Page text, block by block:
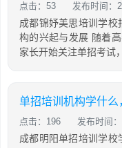
点击：53 发布时间：
成都锦妤美思培训学
构的兴起与发展 随着
家长开始关注单招考试
单招培训机构学什么
点击：196 发布时间
成都明阳单招培训学